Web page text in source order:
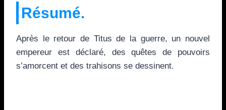
Résumé.
Après le retour de Titus de la guerre, un nouvel
empereur est déclaré, des quêtes de pouvoirs
s’amorcent et des trahisons se dessinent.